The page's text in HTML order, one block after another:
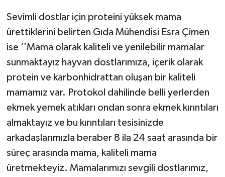
Sevimli dostlar için proteini yüksek mama
ürettiklerini belirten Gıda Mühendisi Esra Çimen
ise ‘’Mama olarak kaliteli ve yenilebilir mamalar
sunmaktayız hayvan dostlarımıza, içerik olarak
protein ve karbonhidrattan oluşan bir kaliteli
mamamız var. Protokol dahilinde belli yerlerden
ekmek yemek atıkları ondan sonra ekmek kırıntıları
almaktayız ve bu kırıntıları tesisinizde
arkadaşlarımızla beraber 8 ila 24 saat arasında bir
süreç arasında mama, kaliteli mama
üretmekteyiz. Mamalarımızı sevgili dostlarımız,